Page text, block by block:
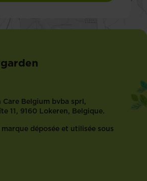
garden
Care Belgium bvba sprl,
11, 9160 Lokeren, Belgique.
déposée et utilisée sous